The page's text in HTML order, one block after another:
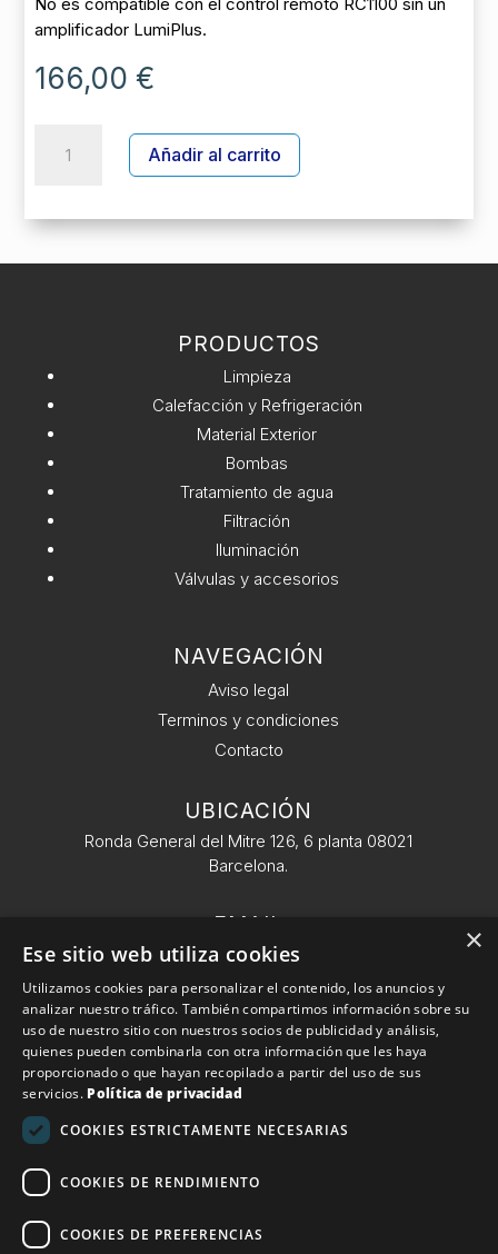
amplificador LumiPlus.
166,00€
PROYECTOR
RGB
Añadir al carrito
A
n
i
:
PRODUCTOS
Limpieza
Calefacción y Refrigeración
Material Exterior
Bombas
Tratamiento de agua
Filtración
Iluminación
Válvulas y accesorios
NAVEGACIÓN
Aviso legal
Terminos y condiciones
Contacto
UBICACIÓN
Ronda General del Mitre 126, 6 planta 08021
Barcelona.
EMAIL
info@conekta.es
TELÉFONO
+34 932 11 09 57
Conekta 2025. Todos los derechos reservados.
×
Ese sitio web utiliza cookies
Utilizamos cookies para personalizar el contenido, los anuncios y
analizar nuestro tráfico. También compartimos información sobre su
uso de nuestro sitio con nuestros socios de publicidad y análisis,
quienes pueden combinarla con otra información que les haya
proporcionado o que hayan recopilado a partir del uso de sus
servicios. Política de privacidad
COOKIES ESTRICTAMENTE NECESARIAS
COOKIES DE RENDIMIENTO
COOKIES DE PREFERENCIAS